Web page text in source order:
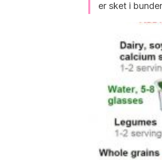
er sket i